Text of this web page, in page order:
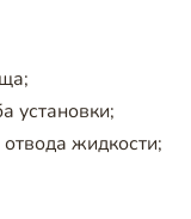
установки;
жидкости;